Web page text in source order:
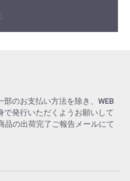
のお支払い方法を除き、WEB
発行いただくようお願いして
品の出荷完了ご報告メールにて